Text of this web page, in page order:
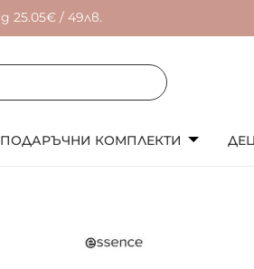
25.05€ / 49лв.
ПОДАРЪЧНИ КОМПЛЕКТИ